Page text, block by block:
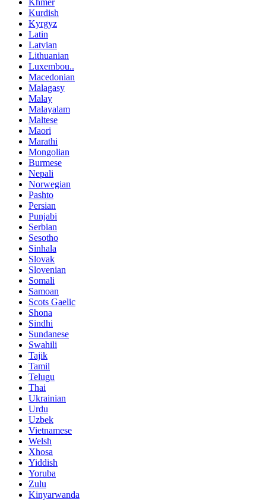
Khmer
Kurdish
Kyrgyz
Latin
Latvian
Lithuanian
Luxembou..
Macedonian
Malagasy
Malay
Malayalam
Maltese
Maori
Marathi
Mongolian
Burmese
Nepali
Norwegian
Pashto
Persian
Punjabi
Serbian
Sesotho
Sinhala
Slovak
Slovenian
Somali
Samoan
Scots Gaelic
Shona
Sindhi
Sundanese
Swahili
Tajik
Tamil
Telugu
Thai
Ukrainian
Urdu
Uzbek
Vietnamese
Welsh
Xhosa
Yiddish
Yoruba
Zulu
Kinyarwanda